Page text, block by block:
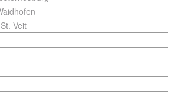
Veit